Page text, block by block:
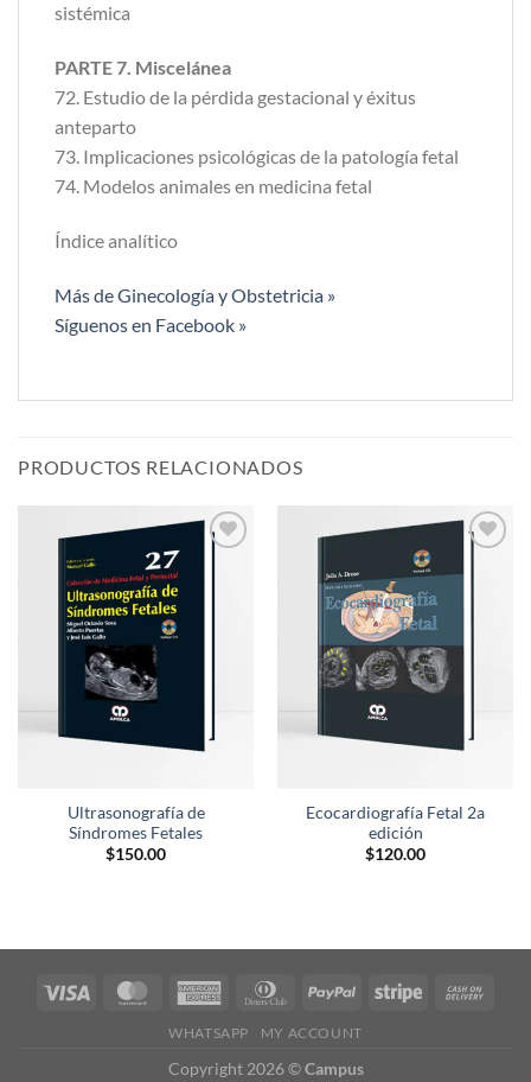
sistémica
PARTE 7. Miscelánea
72. Estudio de la pérdida gestacional y éxitus
anteparto
73. Implicaciones psicológicas de la patología fetal
74. Modelos animales en medicina fetal
Índice analítico
Más de Ginecología y Obstetricia »
Síguenos en Facebook »
PRODUCTOS RELACIONADOS
Ultrasonografía de
Síndromes Fetales
$150.00
Ecocardiografía Fetal 2a
edición
$120.00
WHATSAPP MY ACCOUNT
Copyright 2026 ©Campus